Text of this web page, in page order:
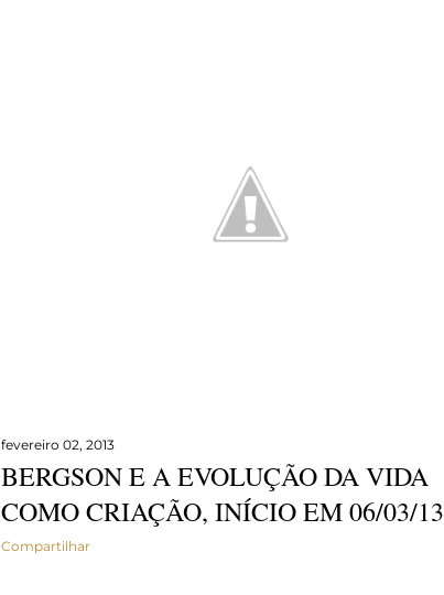
fevereiro 02, 2013
BERGSON E A EVOLUÇÃO DA VIDA
COMO CRIAÇÃO, INÍCIO EM 06/03/13
Compartilhar